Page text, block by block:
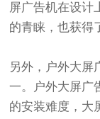
屏广告机在设计
的青睐，也获得
另外，户外大屏
一。户外大屏广
的安装难度，大